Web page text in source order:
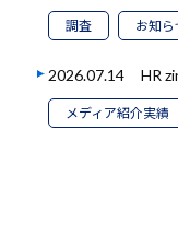
調査 お知ら
2026.07.14 HR
メディア紹介実績